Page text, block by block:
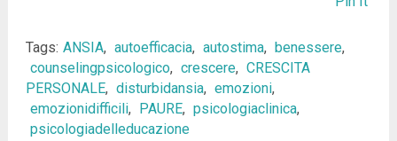
Tags: ANSIA, autoefficacia, autostima, benessere,
counselingpsicologico, crescere, CRESCITA
PERSONALE, disturbidansia, emozioni,
emozionidifficili, PAURE, psicologiaclinica,
psicologiadelleducazione